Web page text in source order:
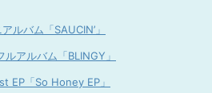
ルバム「SAUCIN’」
アルバム「BLINGY」
EP「So Honey EP」